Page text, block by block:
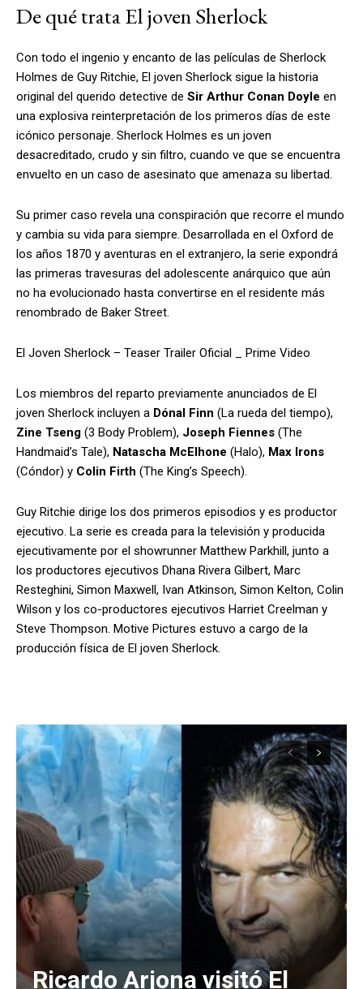
De qué trata El joven Sherlock
Con todo el ingenio y encanto de las películas de Sherlock
Holmes de Guy Ritchie, El joven Sherlock sigue la historia
original del querido detective de Sir Arthur Conan Doyle en
una explosiva reinterpretación de los primeros días de este
icónico personaje. Sherlock Holmes es un joven
desacreditado, crudo y sin filtro, cuando ve que se encuentra
envuelto en un caso de asesinato que amenaza su libertad.
Su primer caso revela una conspiración que recorre el mundo
y cambia su vida para siempre. Desarrollada en el Oxford de
los años 1870 y aventuras en el extranjero, la serie expondrá
las primeras travesuras del adolescente anárquico que aún
no ha evolucionado hasta convertirse en el residente más
renombrado de Baker Street.
El Joven Sherlock – Teaser Trailer Oficial _ Prime Video
Los miembros del reparto previamente anunciados de El
joven Sherlock incluyen a Dónal Finn (La rueda del tiempo),
Zine Tseng (3 Body Problem), Joseph Fiennes (The
Handmaid’s Tale), Natascha McElhone (Halo), Max Irons
(Cóndor) y Colin Firth (The King’s Speech).
Guy Ritchie dirige los dos primeros episodios y es productor
ejecutivo. La serie es creada para la televisión y producida
ejecutivamente por el showrunner Matthew Parkhill, junto a
los productores ejecutivos Dhana Rivera Gilbert, Marc
Resteghini, Simon Maxwell, Ivan Atkinson, Simon Kelton, Colin
Wilson y los co-productores ejecutivos Harriet Creelman y
Steve Thompson. Motive Pictures estuvo a cargo de la
producción física de El joven Sherlock.
Ricardo Arjona visitó El